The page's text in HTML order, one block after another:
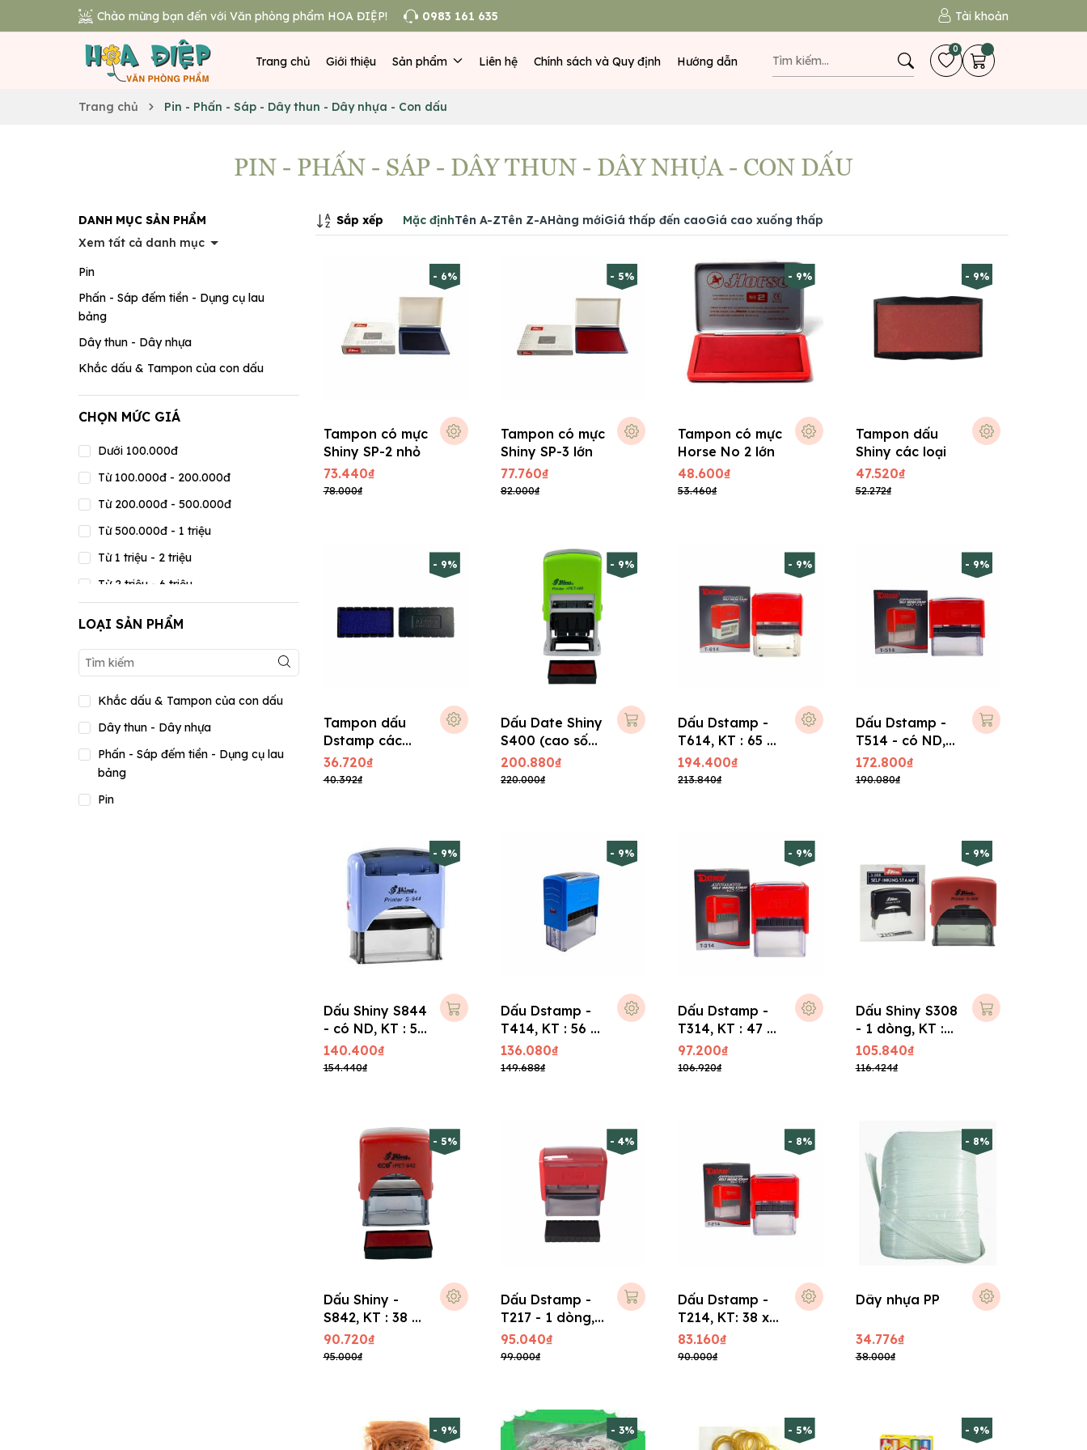
Chào mừng bạn đến với Văn phòng phẩm HOA ĐIỆP! 0983 161 635 Tài khoản
Trang chủ Giới thiệu Sản phẩm Liên hệ Chính sách và Quy định Hướng dẫn
0
Trang chủ Pin - Phấn - Sáp - Dây thun - Dây nhựa - Con dấu
PIN - PHẤN - SÁP - DÂY THUN - DÂY NHỰA - CON DẤU
DANH MỤC SẢN PHẨM
Xem tất cả danh mục
Pin
Phấn - Sáp đếm tiền - Dụng cụ lau
bảng
Dây thun - Dây nhựa
Khắc dấu & Tampon của con dấu
CHỌN MỨC GIÁ
Dưới 100.000đ
Từ 100.000đ - 200.000đ
Từ 200.000đ - 500.000đ
Từ 500.000đ - 1 triệu
Từ 1 triệu - 2 triệu
Từ 2 triệu - 6 triệu
Từ 6 triệu - 15 triệu
Trên 20 triệu
LOẠI SẢN PHẨM
Khắc dấu & Tampon của con dấu
Dây thun - Dây nhựa
Phấn - Sáp đếm tiền - Dụng cụ lau
bảng
Pin
Sắp xếp Mặc địnhTên A-ZTên Z-AHàng mớiGiá thấp đến caoGiá cao xuống thấp
- 6%
Tampon có mực
Shiny SP-2 nhỏ
73.440₫
78.000₫
- 5%
Tampon có mực
Shiny SP-3 lớn
77.760₫
82.000₫
- 9%
Tampon có mực
Horse No 2 lớn
48.600₫
53.460₫
- 9%
Tampon dấu
Shiny các loại
47.520₫
52.272₫
- 9%
Tampon dấu
Dstamp các
loại
36.720₫
40.392₫
- 9%
Dấu Date Shiny
S400 (cao số
4mm)
200.880₫
220.000₫
- 9%
Dấu Dstamp -
T614, KT : 65 x
30 mm
194.400₫
213.840₫
- 9%
Dấu Dstamp -
T514 - có ND,
KT : 70 x 25 mm
172.800₫
190.080₫
- 9%
Dấu Shiny S844
- có ND, KT : 56
x 21 mm
140.400₫
154.440₫
- 9%
Dấu Dstamp -
T414, KT : 56 x
21 mm
136.080₫
149.688₫
- 9%
Dấu Dstamp -
T314, KT : 47 x
17 mm
97.200₫
106.920₫
- 9%
Dấu Shiny S308
- 1 dòng, KT :
45 x 14 mm
105.840₫
116.424₫
- 5%
Dấu Shiny -
S842, KT : 38 x
14 mm
90.720₫
95.000₫
- 4%
Dấu Dstamp -
T217 - 1 dòng,
KT : 47 x 14 mm
95.040₫
99.000₫
- 8%
Dấu Dstamp -
T214, KT: 38 x
14 mm
83.160₫
90.000₫
- 8%
Dây nhựa PP
34.776₫
38.000₫
- 9% - 3% - 5% - 9%